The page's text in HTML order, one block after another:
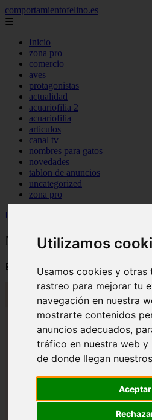
Utilizamos
Usamos cookies y otras
rastreo para mejorar tu
navegación en nuestra
mostrarte contenidos
anuncios adecuados,
tráfico en nuestra web y
de donde llegan
Aceptar
comportamientofelino.es
☰
Inicio
zona pro
comercio
aves
protagonistas
actualidad
acuariofilia 2
acuariofilia
articulos
canal tv
nombres para gatos
novedades
tablon de anuncios
uncategorized
zona pro
Inicio
Nombres Japoneses
📅 12/06/2025